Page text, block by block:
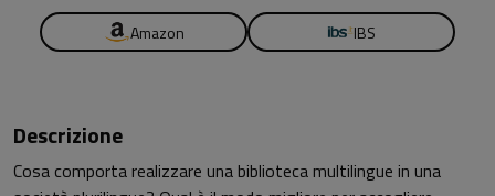
Amazon IBS
Descrizione
Cosa comporta realizzare una biblioteca multilingue in una